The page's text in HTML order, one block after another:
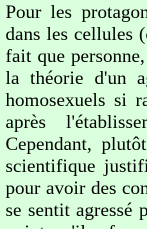
Pour les
dans les cellules
fait que
la théorie d'un
homosexuels si
après
Cependant,
scientifique
pour avoir des
se sentit agressé